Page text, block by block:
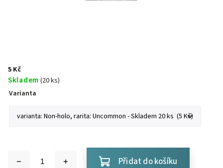
5 Kč
Skladem (20 ks)
Varianta
Přidat do košíku